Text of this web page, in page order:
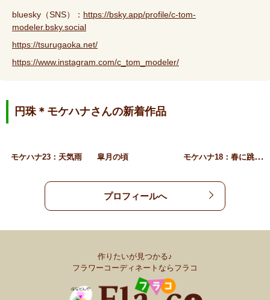
bluesky（SNS）： https://bsky.app/profile/c-tom-
modeler.bsky.social
https://tsurugaoka.net/
https://www.instagram.com/c_tom_modeler/
円珠＊モケハナさんの新着作品
モケハナ23：天気雨 皐月の頃 モ
ケハナ18：春に跳ねる
プロフィールへ
作りたいが見つかる♪
フラワーコーディネートならフラコ